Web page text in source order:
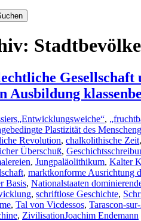
Ausbildung
„Entwicklungsweiche“,
Plastizität des
Revolution, chalkolithische Zeit,
Überschuß,
, Jungpaläolithikum, Kalter
, marktkonforme Ausrichtung
Basis, Nationalstaaten
, schriftlose Geschichte,
, Tal von Vicdessos, Tarascon-
, ZivilisationJoachim Endemann